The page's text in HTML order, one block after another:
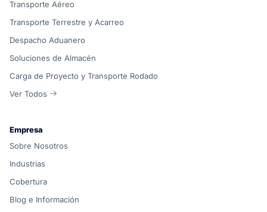
Transporte Aéreo
Transporte Terrestre y Acarreo
Despacho Aduanero
Soluciones de Almacén
Carga de Proyecto y Transporte Rodado
Ver Todos
Empresa
Sobre Nosotros
Industrias
Cobertura
Blog e Información